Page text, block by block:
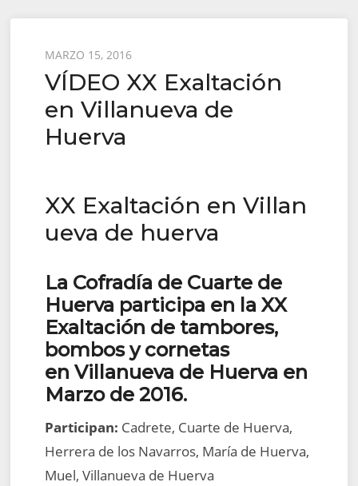
Posted
on
MARZO 15, 2016
VÍDEO XX Exaltación
en Villanueva de
Huerva
XX Exaltación en Villan
ueva de huerva
La Cofradía de Cuarte de
Huerva participa en la XX
Exaltación de tambores,
bombos y cornetas
en Villanueva de Huerva en
Marzo de 2016.
Participan: Cadrete, Cuarte de Huerva,
Herrera de los Navarros, María de Huerva,
Muel, Villanueva de Huerva